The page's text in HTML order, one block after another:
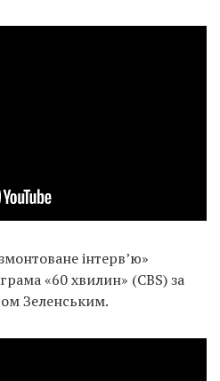
інтерв’ю»
«60 хвилин» (CBS) за
Зеленським.